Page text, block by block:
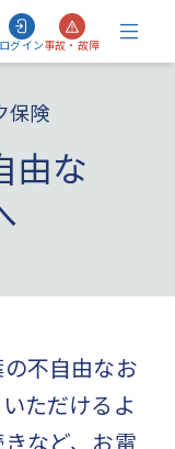
ログイン事故・故障
保険
由な
不自由なお
ただけるよ
など、お電